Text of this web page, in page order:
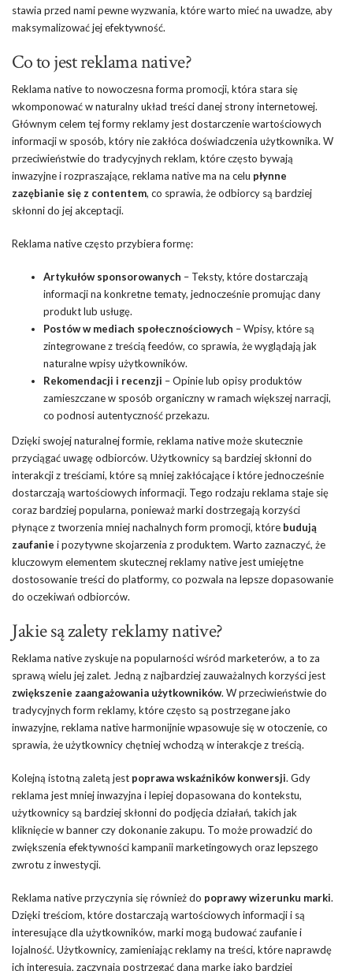
stawia przed nami pewne wyzwania, które warto mieć na uwadze, aby
maksymalizować jej efektywność.
Co to jest reklama native?
Reklama native to nowoczesna forma promocji, która stara się
wkomponować w naturalny układ treści danej strony internetowej.
Głównym celem tej formy reklamy jest dostarczenie wartościowych
informacji w sposób, który nie zakłóca doświadczenia użytkownika. W
przeciwieństwie do tradycyjnych reklam, które często bywają
inwazyjne i rozpraszające, reklama native ma na celu płynne
zazębianie się z contentem, co sprawia, że odbiorcy są bardziej
skłonni do jej akceptacji.
Reklama native często przybiera formę:
Artykułów sponsorowanych – Teksty, które dostarczają
informacji na konkretne tematy, jednocześnie promując dany
produkt lub usługę.
Postów w mediach społecznościowych – Wpisy, które są
zintegrowane z treścią feedów, co sprawia, że wyglądają jak
naturalne wpisy użytkowników.
Rekomendacji i recenzji – Opinie lub opisy produktów
zamieszczane w sposób organiczny w ramach większej narracji,
co podnosi autentyczność przekazu.
Dzięki swojej naturalnej formie, reklama native może skutecznie
przyciągać uwagę odbiorców. Użytkownicy są bardziej skłonni do
interakcji z treściami, które są mniej zakłócające i które jednocześnie
dostarczają wartościowych informacji. Tego rodzaju reklama staje się
coraz bardziej popularna, ponieważ marki dostrzegają korzyści
płynące z tworzenia mniej nachalnych form promocji, które budują
zaufanie i pozytywne skojarzenia z produktem. Warto zaznaczyć, że
kluczowym elementem skutecznej reklamy native jest umiejętne
dostosowanie treści do platformy, co pozwala na lepsze dopasowanie
do oczekiwań odbiorców.
Jakie są zalety reklamy native?
Reklama native zyskuje na popularności wśród marketerów, a to za
sprawą wielu jej zalet. Jedną z najbardziej zauważalnych korzyści jest
zwiększenie zaangażowania użytkowników. W przeciwieństwie do
tradycyjnych form reklamy, które często są postrzegane jako
inwazyjne, reklama native harmonijnie wpasowuje się w otoczenie, co
sprawia, że użytkownicy chętniej wchodzą w interakcje z treścią.
Kolejną istotną zaletą jest poprawa wskaźników konwersji. Gdy
reklama jest mniej inwazyjna i lepiej dopasowana do kontekstu,
użytkownicy są bardziej skłonni do podjęcia działań, takich jak
kliknięcie w banner czy dokonanie zakupu. To może prowadzić do
zwiększenia efektywności kampanii marketingowych oraz lepszego
zwrotu z inwestycji.
Reklama native przyczynia się również do poprawy wizerunku marki.
Dzięki treściom, które dostarczają wartościowych informacji i są
interesujące dla użytkowników, marki mogą budować zaufanie i
lojalność. Użytkownicy, zamieniając reklamy na treści, które naprawdę
ich interesują, zaczynają postrzegać daną markę jako bardziej